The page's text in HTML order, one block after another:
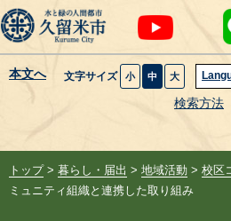
本文へ 文字サイズ 小 中 大
検索方法
暮らし・届出
健康・医療・福祉
トップ> 暮らし・届出 > 地域活動 > 校区
ミュニティ組織と連携した取り組み